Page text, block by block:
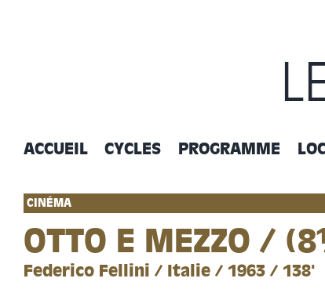
ACCUEIL CYCLES PROGRAMME
CINÉMA
OTTO E MEZZO /
Federico Fellini / Italie / 1963 / 138'